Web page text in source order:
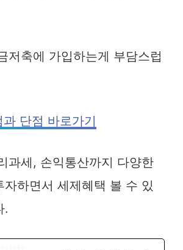
저축에 가입하는게 부담스럽
단점 바로가기
과세, 손익통산까지 다양한
자하면서 세제혜택 볼 수 있
.